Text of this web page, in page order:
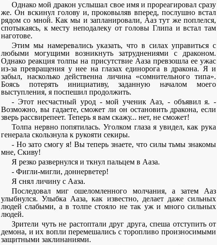
Однако мой дракон услышал свое имя и прореагировал сразу
же. Он вскинул голову и, проковыляв вперед, послушно встал
рядом со мной. Как мы и запланировали, Ааз тут же поплелся,
спотыкаясь, к месту неподалеку от головы Глипа и встал там
наготове.
Этим мы намеревались указать, что в силах управиться с
любыми могущими возникнуть затруднениями с драконом.
Однако реакция толпы на присутствие Ааза превзошла ее ужас
из-за превращения у нее на глазах единорога в дракона. Я и
забыл, насколько действенна личина «сомнительного типа».
Боясь потерять инициативу, заданную началом моего
выступления, я поспешил продолжить.
- Этот несчастный урод - мой ученик Ааз, - объявил я. -
Возможно, вы гадаете, сможет ли он остановить дракона, если
зверь рассвирепеет. Теперь я вам скажу... нет, не сможет!
Толпа нервно попятилась. Уголком глаза я увидел, как рука
генерала скользнула к рукояти секиры.
- Но зато смогу я! Вы теперь знаете, что силы тьмы знакомы
мне, Скиву!
Я резко развернулся и ткнул пальцем в Ааза.
- Фигли-мигли, доннерветер!
Я снял личину с Ааза.
Последовал миг ошеломленного молчания, а затем Ааз
улыбнулся. Улыбка Ааза, как известно, делает даже сильных
людей слабыми, а в толпе стояло не так уж и много сильных
людей.
Зрители чуть не растоптали друг друга, спеша отступить от
демона, и их вопли перемешались с торопливо произносимыми
защитными заклинаниями.